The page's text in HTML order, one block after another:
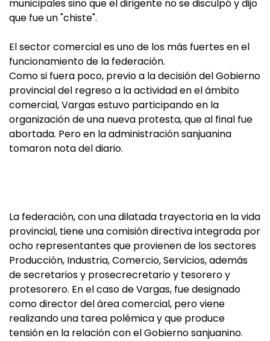
municipales sino que el dirigente no se disculpó y dijo
que fue un "chiste".
El sector comercial es uno de los más fuertes en el
funcionamiento de la federación.
Como si fuera poco, previo a la decisión del Gobierno
provincial del regreso a la actividad en el ámbito
comercial, Vargas estuvo participando en la
organización de una nueva protesta, que al final fue
abortada. Pero en la administración sanjuanina
tomaron nota del diario.
La federación, con una dilatada trayectoria en la vida
provincial, tiene una comisión directiva integrada por
ocho representantes que provienen de los sectores
Producción, Industria, Comercio, Servicios, además
de secretarios y prosecrecretario y tesorero y
protesorero. En el caso de Vargas, fue designado
como director del área comercial, pero viene
realizando una tarea polémica y que produce
tensión en la relación con el Gobierno sanjuanino.